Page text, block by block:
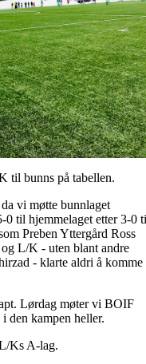
til bunns på tabellen.
vi møtte bunnlaget
0 til hjemmelaget etter 3-0
Preben Yttergård Ross
L/K - uten blant andre
- klarte aldri å komme
Lørdag møter vi BOIF
den kampen heller.
Ks A-lag.